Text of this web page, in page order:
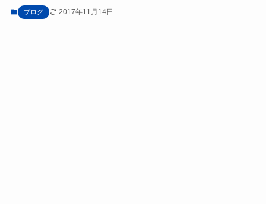
ブログ 2017年11月14日